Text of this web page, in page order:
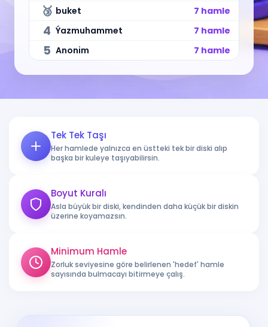
🥉 buket 7 hamle
4 Ýazmuhammet 7 hamle
5 Anonim 7 hamle
Tek Tek Taşı
Her hamlede yalnızca en üstteki tek bir diski alıp
başka bir kuleye taşıyabilirsin.
Boyut Kuralı
Asla büyük bir diski, kendinden daha küçük bir diskin
üzerine koyamazsın.
Minimum Hamle
Zorluk seviyesine göre belirlenen 'hedef' hamle
sayısında bulmacayı bitirmeye çalış.